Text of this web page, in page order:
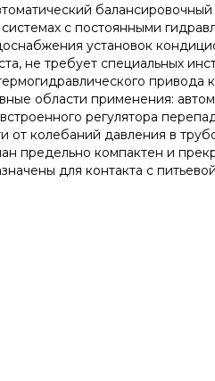
с постоянными
установок
не требует специальных
области применения:
регулятора
колебаний давления в
предельно компактен и
для контакта с